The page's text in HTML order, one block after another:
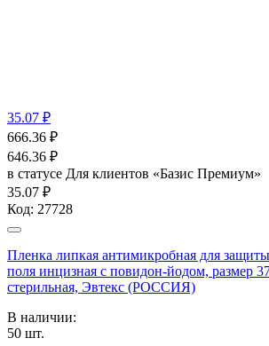
35.07 ₽
666.36 ₽
646.36 ₽
в статусе Для клиентов «Базис Премиум»
35.07 ₽
Код: 27728
Пленка липкая антимикробная для
поля инцизная с повидон-йодом, размер
стерильная, Эвтекс (РОССИЯ)
В наличии:
50 шт.